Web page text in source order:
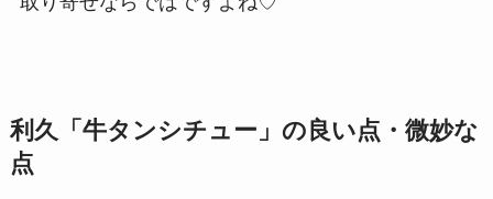
利久「牛タンシチュー」の良い点・微妙な
点